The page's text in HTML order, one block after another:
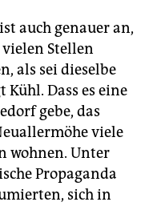
auch genauer an,
vielen Stellen
als sei dieselbe
Kühl. Dass es eine
gebe, das
viele
wohnen. Unter
Propaganda
sich in